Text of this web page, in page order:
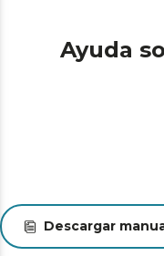
Ayuda
Descargar